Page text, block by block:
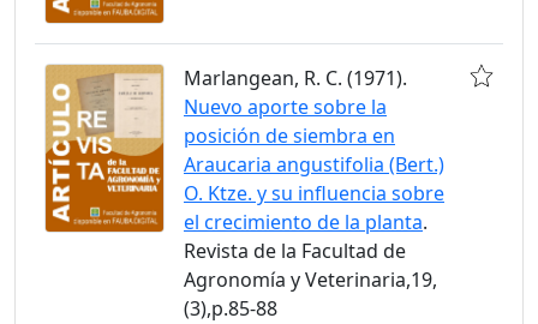
Marlangean, R. C. (1971).
Nuevo aporte sobre la
posición de siembra en
Araucaria angustifolia (Bert.)
O. Ktze. y su influencia sobre
el crecimiento de la planta.
Revista de la Facultad de
Agronomía y Veterinaria,19,
(3),p.85-88